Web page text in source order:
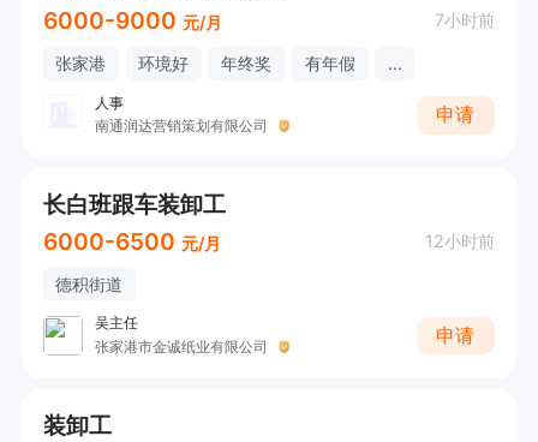
6000-9000 元/月 7小时前
张家港 环境好 年终奖 有年假 ...
人事
南通润达营销策划有限公司
申请
长白班跟车装卸工
6000-6500 元/月 12小时前
德积街道
吴主任
张家港市金诚纸业有限公司
申请
装卸工